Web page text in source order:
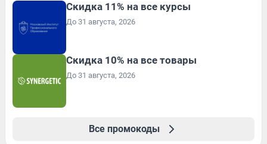
Скидка 11% на все курсы
До 31 августа, 2026
Скидка 10% на все товары
До 31 августа, 2026
Все промокоды